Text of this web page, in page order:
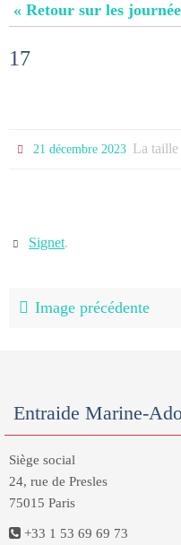
« Retour sur les
17
21 décembre 2023 La taille
Signet.
Image précédente
Entraide Marine-
Siège social
24, rue de Presles
75015 Paris
+33 1 53 69 69 73